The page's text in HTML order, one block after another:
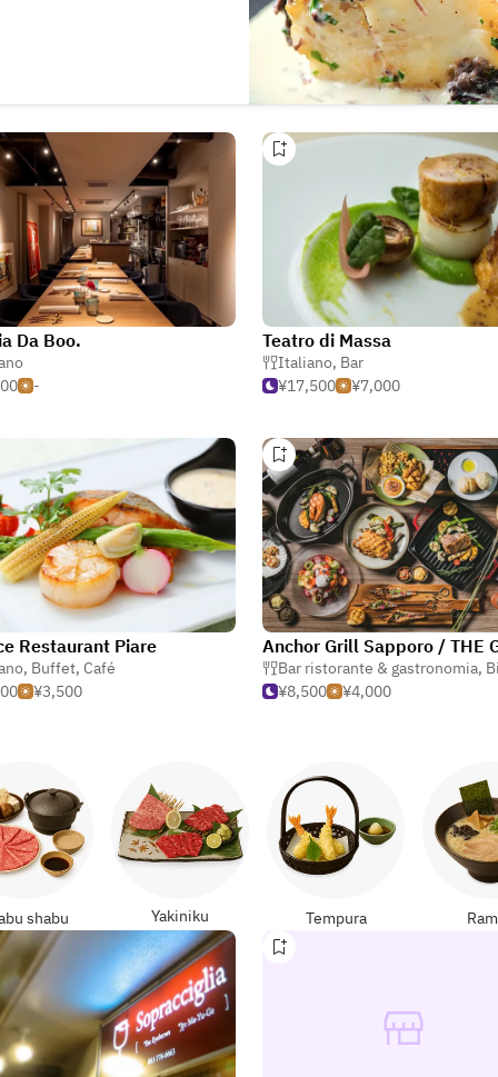
Da Boo.
-
Teatro di Massa
Italiano, Bar
¥17,500
¥7,000
Restaurant Piare
, Buffet, Café
¥3,500
Bar ristorante & gastronomia,
¥8,500
¥4,000
shabu Yakiniku Tempura